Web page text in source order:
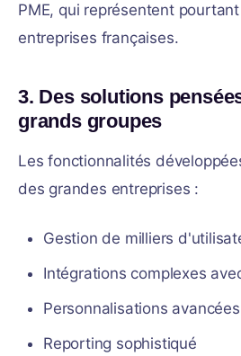
PME, qui représentent
entreprises françaises.
3. Des solutions
grands groupes
Les fonctionnalités
des grandes entreprises :
Gestion de milliers
Intégrations complexes
Personnalisations avancées
Reporting sophistiqué